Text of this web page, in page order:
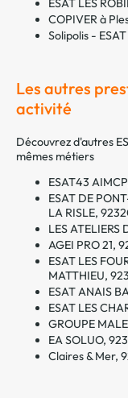
ESAT LES
COPIVER à
Solipolis -
Les autres
activité
Découvrez d'autres
mêmes métiers
ESAT43
ESAT DE
LA RISLE,
LES ATELIERS
AGEI PRO 21,
ESAT LES
MATTHIEU,
ESAT ANAIS
ESAT LES
GROUPE
EA SOLUO,
Claires & Mer,